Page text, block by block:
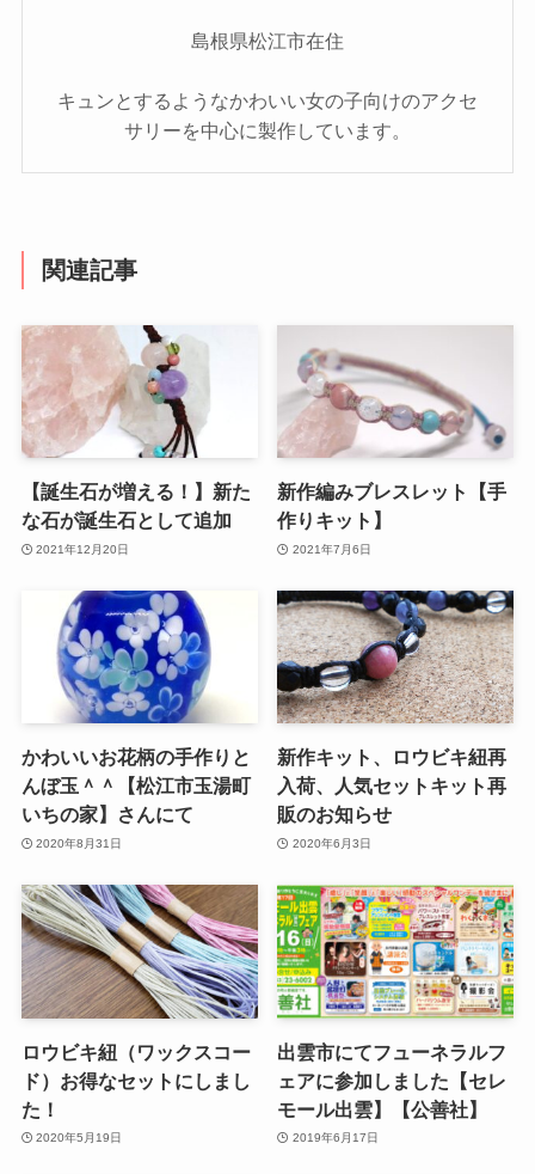
島根県松江市在住
キュンとするようなかわいい女の子向けのアクセ
サリーを中心に製作しています。
関連記事
【誕生石が増える！】新た
な石が誕生石として追加
2021年12月20日
新作編みブレスレット【手
作りキット】
2021年7月6日
かわいいお花柄の手作りと
んぼ玉＾＾【松江市玉湯町
いちの家】さんにて
2020年8月31日
新作キット、ロウビキ紐再
入荷、人気セットキット再
販のお知らせ
2020年6月3日
ロウビキ紐（ワックスコー
ド）お得なセットにしまし
た！
2020年5月19日
出雲市にてフューネラルフ
ェアに参加しました【セレ
モール出雲】【公善社】
2019年6月17日